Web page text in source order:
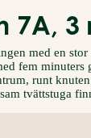
7A, 3
med en
fem minuters
runt
tvättstuga